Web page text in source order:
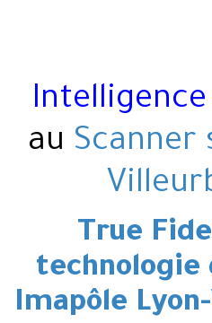
au Scanner
True
technologie
Imapôle